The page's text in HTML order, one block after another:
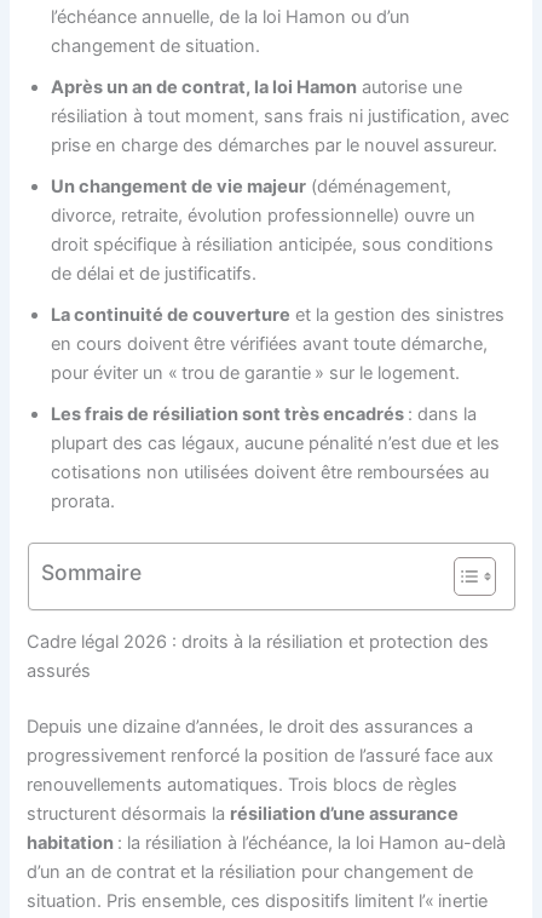
l’échéance annuelle, de la loi Hamon ou d’un
changement de situation.
Après un an de contrat, la loi Hamon autorise une
résiliation à tout moment, sans frais ni justification, avec
prise en charge des démarches par le nouvel assureur.
Un changement de vie majeur (déménagement,
divorce, retraite, évolution professionnelle) ouvre un
droit spécifique à résiliation anticipée, sous conditions
de délai et de justificatifs.
La continuité de couverture et la gestion des sinistres
en cours doivent être vérifiées avant toute démarche,
pour éviter un « trou de garantie » sur le logement.
Les frais de résiliation sont très encadrés : dans la
plupart des cas légaux, aucune pénalité n’est due et les
cotisations non utilisées doivent être remboursées au
prorata.
Sommaire
Cadre légal 2026 : droits à la résiliation et protection des
assurés
Depuis une dizaine d’années, le droit des assurances a
progressivement renforcé la position de l’assuré face aux
renouvellements automatiques. Trois blocs de règles
structurent désormais la résiliation d’une assurance
habitation : la résiliation à l’échéance, la loi Hamon au-delà
d’un an de contrat et la résiliation pour changement de
situation. Pris ensemble, ces dispositifs limitent l’« inertie